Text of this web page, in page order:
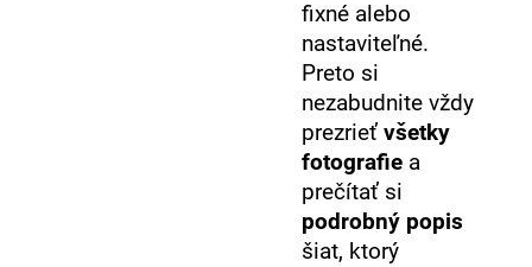
fixné alebo
nastaviteľné.
Preto si
nezabudnite vždy
prezrieť všetky
fotografie a
prečítať si
podrobný popis
šiat, ktorý